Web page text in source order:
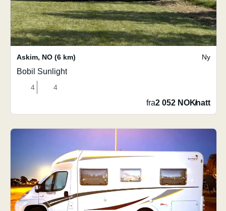
Askim, NO (6 km) Ny
Bobil Sunlight
4 4
fra2 052 NOK/natt